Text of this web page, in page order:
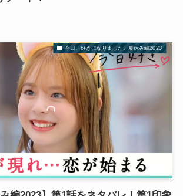
今日、好きになりました。夏休み編2023